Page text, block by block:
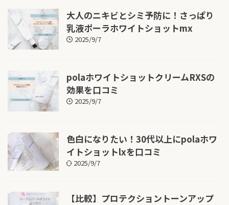
大人のニキビとシミ予防に！さっぱり
乳液ポーラホワイトショットmx
2025/9/7
polaホワイトショットクリームRXSの
効果を口コミ
2025/9/7
色白になりたい！30代以上にpolaホワ
イトショットlxを口コミ
2025/9/7
【比較】プロテクショントーンアップ